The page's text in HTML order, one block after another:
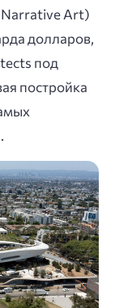
Narrative Art)
долларов,
под
постройка